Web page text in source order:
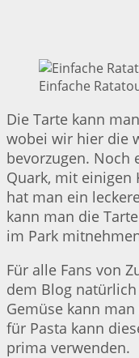
Einfache
Die Tarte kann
wobei wir hier die
bevorzugen. Noch
Quark, mit einigen
hat man ein
kann man die
im Park
Für alle Fans von
dem Blog
Gemüse kann
für Pasta kann
prima verwenden.